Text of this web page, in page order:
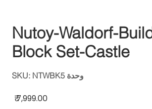
Nutoy-Waldorf-
Block Set-Castle
وحدة SKU: NTWBK5
السعر